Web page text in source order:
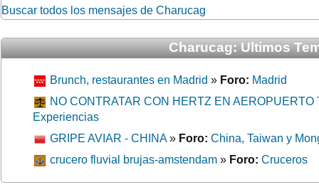
Buscar todos los mensajes de Charucag
Charucag: Ultimos
Brunch, restaurantes en Madrid » Foro: Madrid
NO CONTRATAR CON HERTZ EN AEROPUERTO
Experiencias
GRIPE AVIAR - CHINA» Foro: China, Taiwan y
crucero fluvial brujas-amstendam » Foro: Cruceros